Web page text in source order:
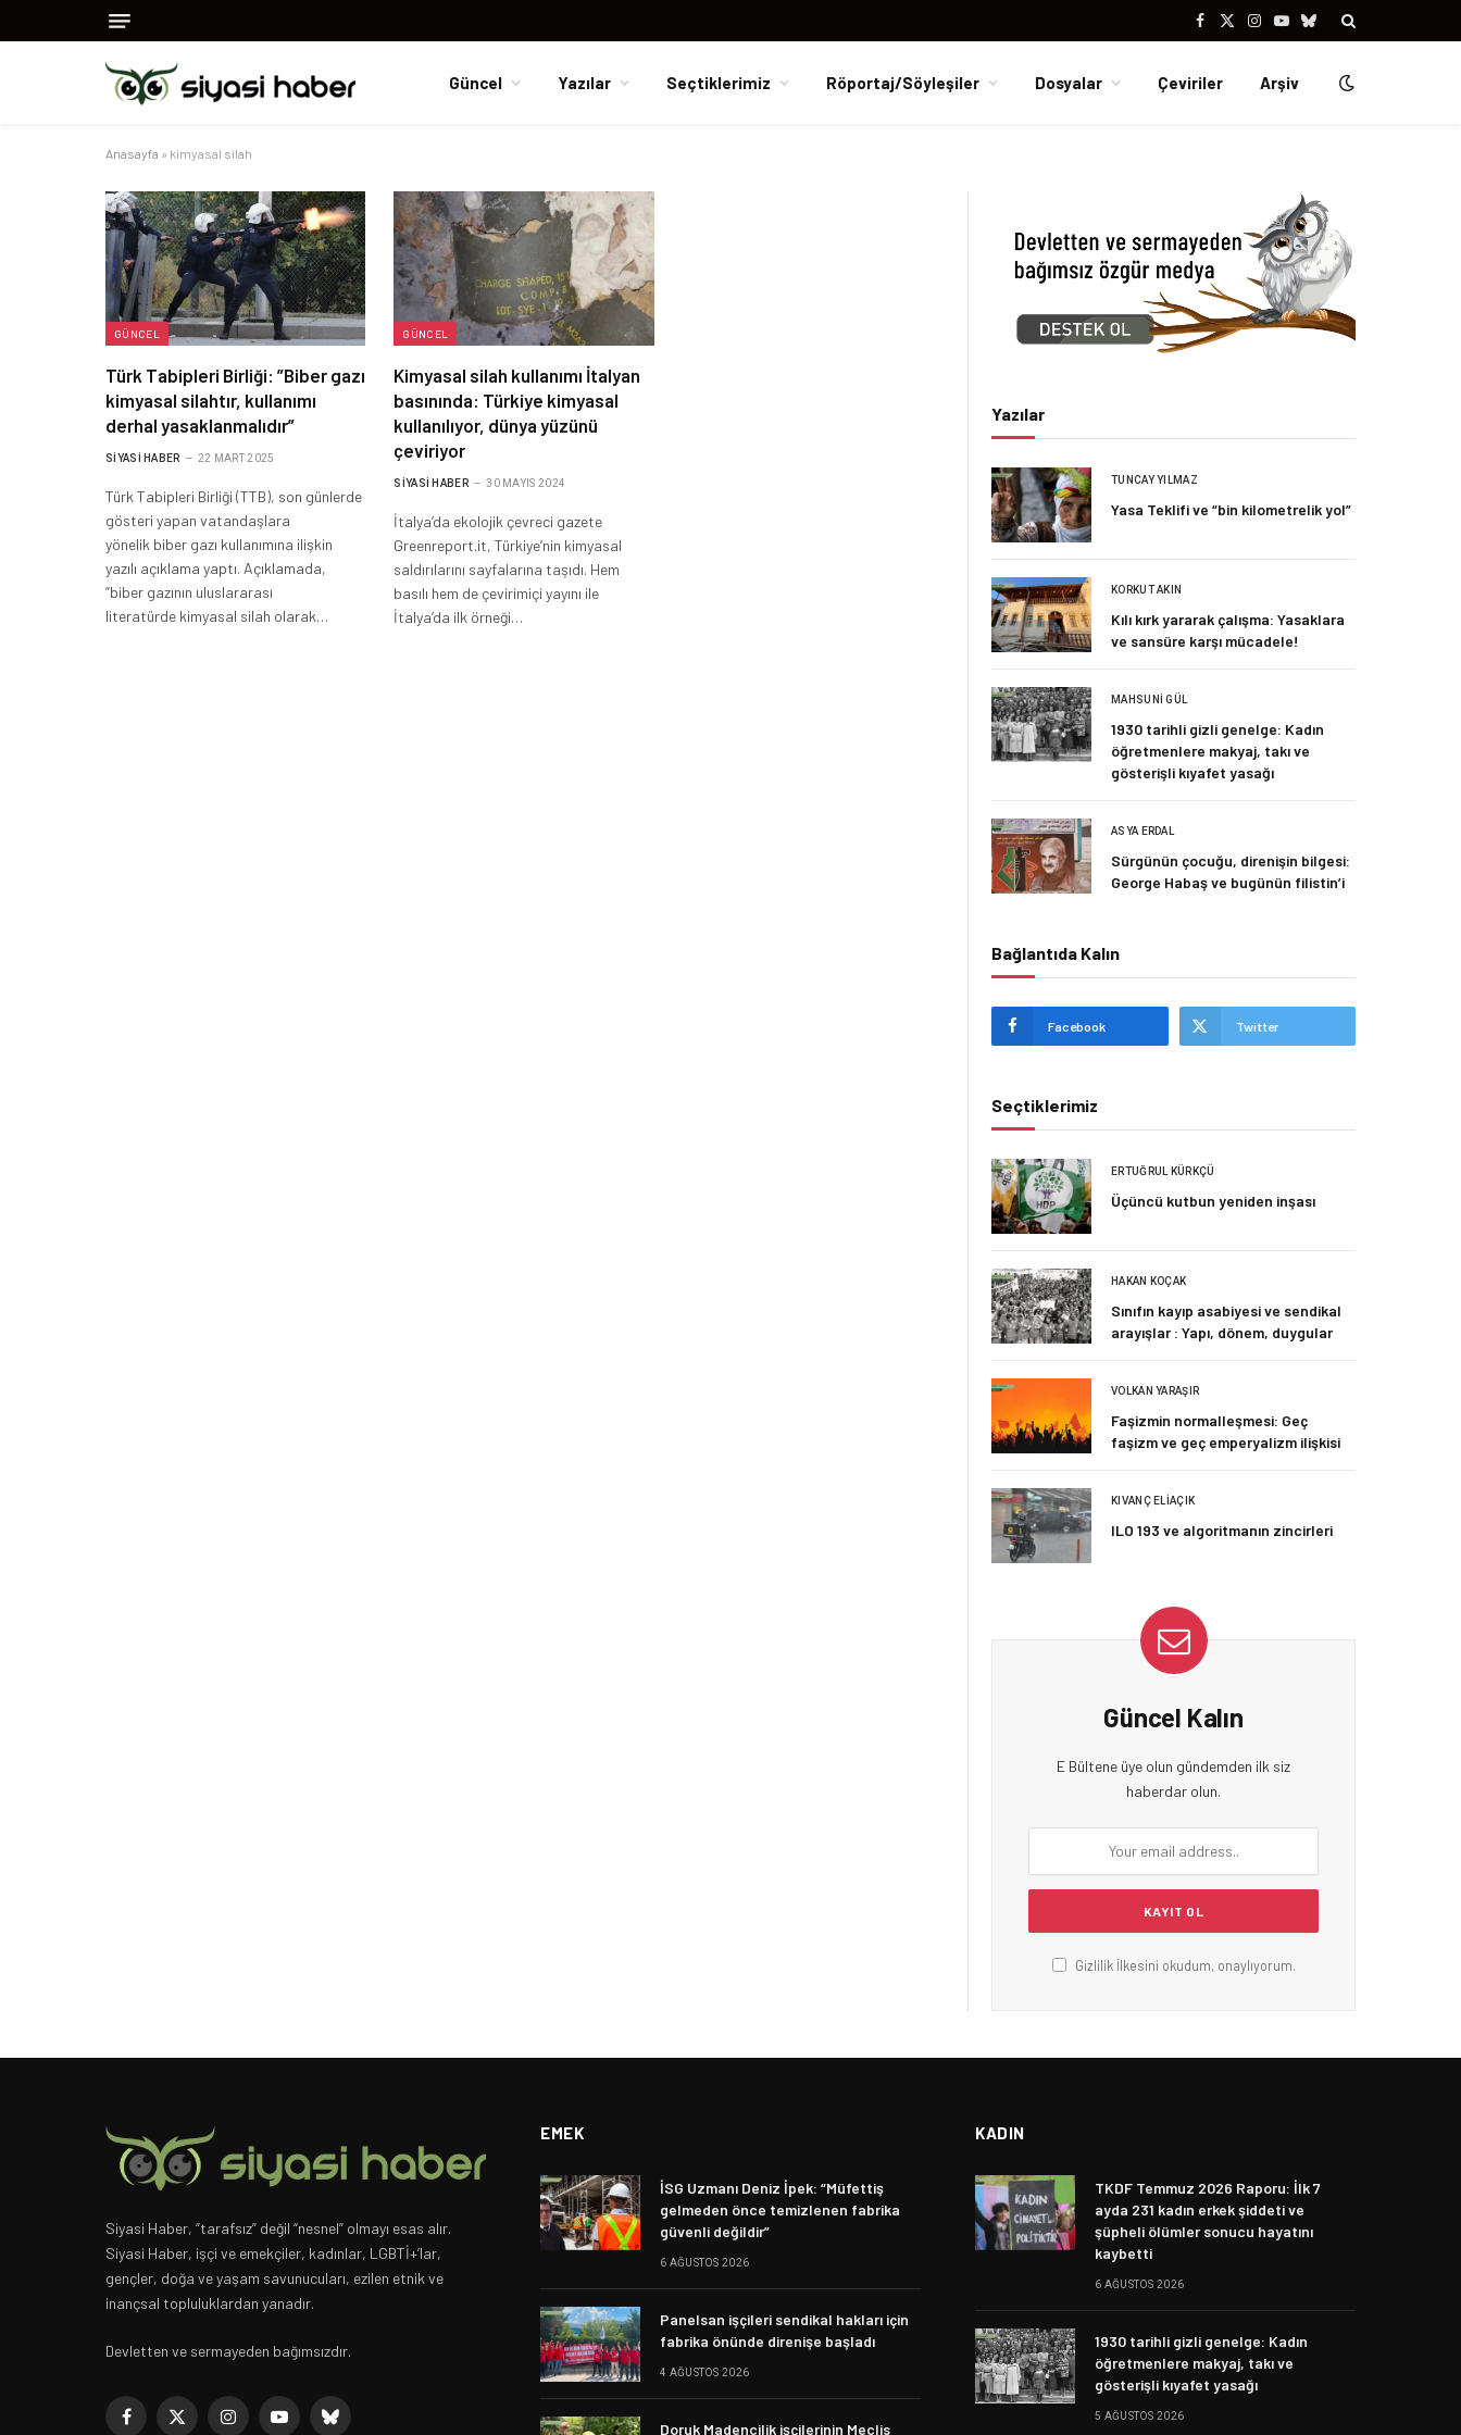
Facebook
X
Instagram
YouTubeBluesky
Güncel Yazılar Seçtiklerimiz Röportaj/Söyleşiler Dosyalar Çeviriler Arşiv
Anasayfa » kimyasal silah
GÜNCEL
Türk Tabipleri Birliği: ”Biber gazı
kimyasal silahtır, kullanımı
derhal yasaklanmalıdır”
SIYASI HABER 22 MART 2025
Türk Tabipleri Birliği (TTB), son günlerde
gösteri yapan vatandaşlara
yönelik biber gazı kullanımına ilişkin
yazılı açıklama yaptı. Açıklamada,
”biber gazının uluslararası
literatürde kimyasal silah olarak…
GÜNCEL
Kimyasal silah kullanımı İtalyan
basınında: Türkiye kimyasal
kullanılıyor, dünya yüzünü
çeviriyor
SIYASI HABER 30 MAYIS 2024
İtalya’da ekolojik çevreci gazete
Greenreport.it, Türkiye’nin kimyasal
saldırılarını sayfalarına taşıdı. Hem
basılı hem de çevirimiçi yayını ile
İtalya’da ilk örneği…
Yazılar
TUNCAY YILMAZ
Yasa Teklifi ve “bin kilometrelik yol”
KORKUT AKIN
Kılı kırk yararak çalışma: Yasaklara
ve sansüre karşı mücadele!
MAHSUNI GÜL
1930 tarihli gizli genelge: Kadın
öğretmenlere makyaj, takı ve
gösterişli kıyafet yasağı
ASYA ERDAL
Sürgünün çocuğu, direnişin bilgesi:
George Habaş ve bugünün filistin’i
Bağlantıda Kalın
Facebook Twitter
Seçtiklerimiz
ERTUĞRUL KÜRKÇÜ
Üçüncü kutbun yeniden inşası
HAKAN KOÇAK
Sınıfın kayıp asabiyesi ve sendikal
arayışlar : Yapı, dönem, duygular
VOLKAN YARAŞIR
Faşizmin normalleşmesi: Geç
faşizm ve geç emperyalizm ilişkisi
KIVANÇ ELIAÇIK
ILO 193 ve algoritmanın zincirleri
Güncel Kalın
E Bültene üye olun gündemden ilk siz
haberdar olun.
Gizlilik İlkesini okudum, onaylıyorum.
Siyasi Haber, “tarafsız” değil “nesnel” olmayı esas alır.
Siyasi Haber, işçi ve emekçiler, kadınlar, LGBTİ+’lar,
gençler, doğa ve yaşam savunucuları, ezilen etnik ve
inançsal topluluklardan yanadır.
Devletten ve sermayeden bağımsızdır.
Facebook
X InstagramYouTubeBluesky
EMEK
İSG Uzmanı Deniz İpek: “Müfettiş
gelmeden önce temizlenen fabrika
güvenli değildir”
6 AĞUSTOS 2026
Panelsan işçileri sendikal hakları için
fabrika önünde direnişe başladı
4 AĞUSTOS 2026
Doruk Madencilik işçilerinin Meclis
KADIN
TKDF Temmuz 2026 Raporu: İlk 7
ayda 231 kadın erkek şiddeti ve
şüpheli ölümler sonucu hayatını
kaybetti
6 AĞUSTOS 2026
1930 tarihli gizli genelge: Kadın
öğretmenlere makyaj, takı ve
gösterişli kıyafet yasağı
5 AĞUSTOS 2026